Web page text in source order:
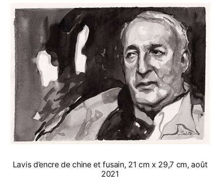
Lavis d’encre de chine et fusain, 21 cm x 29,7 cm, août
2021